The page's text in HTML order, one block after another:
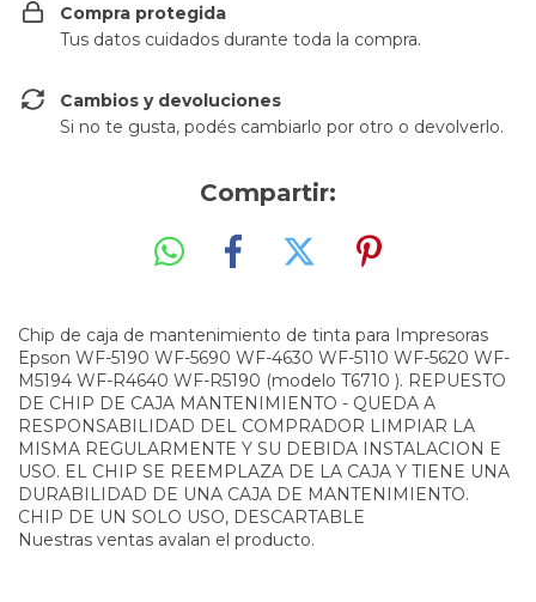
Compra protegida
Tus datos cuidados durante toda la compra.
Cambios y devoluciones
Si no te gusta, podés cambiarlo por otro o devolverlo.
Compartir:
Chip de caja de mantenimiento de tinta para Impresoras
Epson WF-5190 WF-5690 WF-4630 WF-5110 WF-5620 WF-
M5194 WF-R4640 WF-R5190 (modelo T6710 ). REPUESTO
DE CHIP DE CAJA MANTENIMIENTO - QUEDA A
RESPONSABILIDAD DEL COMPRADOR LIMPIAR LA
MISMA REGULARMENTE Y SU DEBIDA INSTALACION E
USO. EL CHIP SE REEMPLAZA DE LA CAJA Y TIENE UNA
DURABILIDAD DE UNA CAJA DE MANTENIMIENTO.
CHIP DE UN SOLO USO, DESCARTABLE
Nuestras ventas avalan el producto.